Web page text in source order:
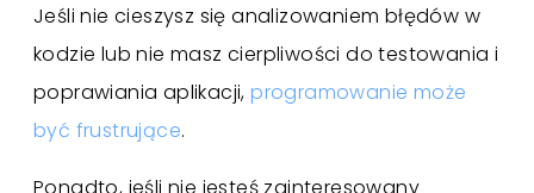
Jeśli nie cieszysz się analizowaniem błędów w
kodzie lub nie masz cierpliwości do testowania i
poprawiania aplikacji,programowanie może
być frustrujące.